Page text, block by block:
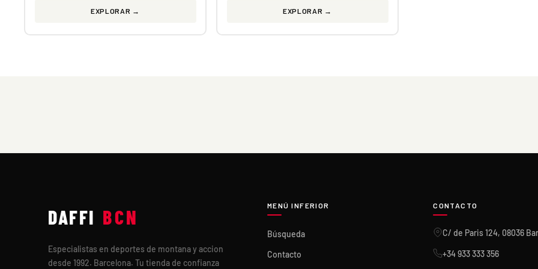
EXPLORAR → EXPLORAR →
DAFFI BCN
Especialistas en deportes de montana y accion
desde 1992. Barcelona. Tu tienda de confianza
MENÚ INFERIOR
Búsqueda
Contacto
CONTACTO
C/ de Paris 124, 08036
+34 933 333 356